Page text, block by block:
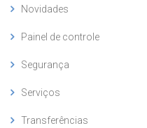
Novidades
Painel de controle
Segurança
Serviços
Transferências